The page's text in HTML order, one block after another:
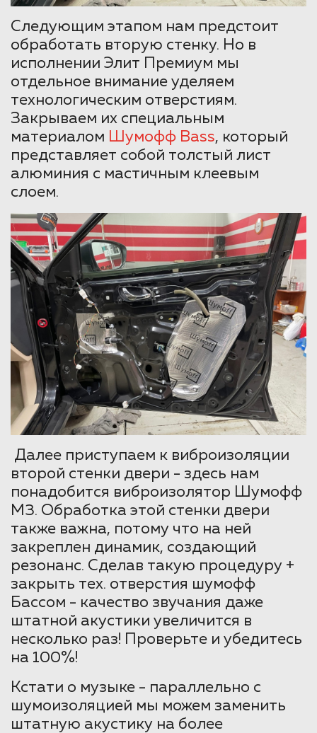
Следующим этапом нам предстоит
обработать вторую стенку. Но в
исполнении Элит Премиум мы
отдельное внимание уделяем
технологическим отверстиям.
Закрываем их специальным
материалом Шумофф Bass, который
представляет собой толстый лист
алюминия с мастичным клеевым
слоем.
Далее приступаем к виброизоляции
второй стенки двери - здесь нам
понадобится виброизолятор Шумофф
М3. Обработка этой стенки двери
также важна, потому что на ней
закреплен динамик, создающий
резонанс. Сделав такую процедуру +
закрыть тех. отверстия шумофф
Бассом - качество звучания даже
штатной акустики увеличится в
несколько раз! Проверьте и убедитесь
на 100%!
Кстати о музыке - параллельно с
шумоизоляцией мы можем заменить
штатную акустику на более